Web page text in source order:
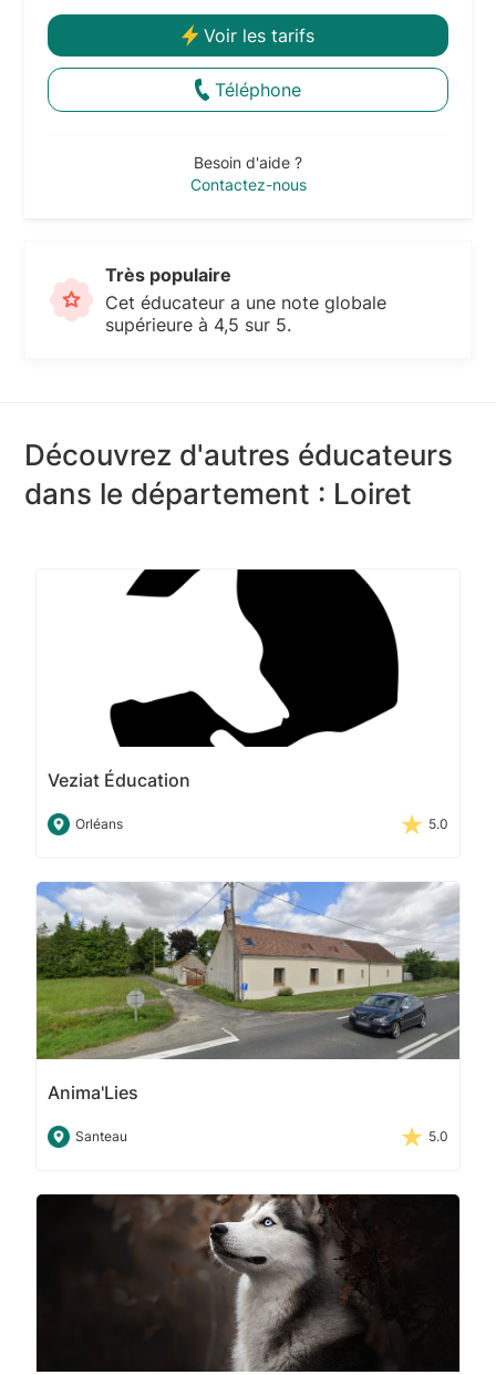
Voir les tarifs
Téléphone
Besoin d'aide ?
Contactez-nous
Très populaire
Cet éducateur a une note globale
supérieure à 4,5 sur 5.
Découvrez d'autres éducateurs
dans le département : Loiret
Veziat Éducation
Orléans 5.0
Anima'Lies
Santeau 5.0